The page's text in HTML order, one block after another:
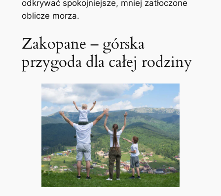
odkrywać spokojniejsze, mniej zatłoczone
oblicze morza.
Zakopane – górska
przygoda dla całej rodziny